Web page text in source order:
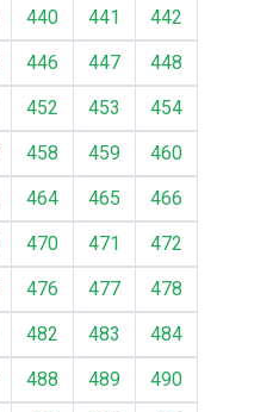
440 441
442
446 447
448
452 453
454
458 459
460
464 465
466
470 471
472
476 477
478
482 483
484
488 489
490